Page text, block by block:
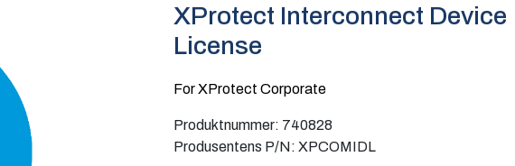
XProtect Interconnect Device
License
For XProtect Corporate
Produktnummer: 740828
Produsentens P/N: XPCOMIDL